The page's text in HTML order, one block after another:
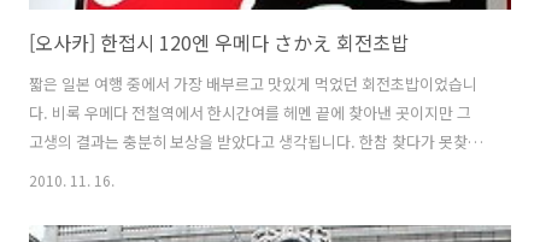
[오사카] 한접시 120엔 우메다 さかえ 회전초밥
짧은 일본 여행 중에서 가장 배부르고 맛있게 먹었던 회전초밥이었습니
다. 비록 우메다 전철역에서 한시간여를 헤멘 끝에 찾아낸 곳이지만 그
고생의 결과는 충분히 보상을 받았다고 생각됩니다. 한참 찾다가 못찾아
서 인포메이션(안내소)에 들어가서 "당신들이 우리에게 추천하는 회전
합니다. 우선, 한국의 회전초밥과 다른점이라면 크기에서 그 차이가 확연
2010. 11. 16.